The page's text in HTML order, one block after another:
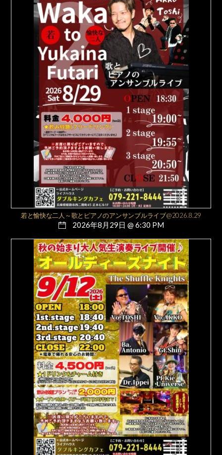
若と愉快な二人～歌とピアノのアンサンブルライブ@2026.8.29
2026年8月29日 @ 6:30 PM